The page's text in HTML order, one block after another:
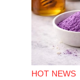
HOT NEWS